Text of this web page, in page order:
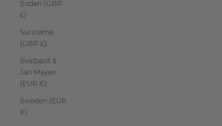
Sudan (GBP
£)
Suriname
(GBP £)
Svalbard &
Jan Mayen
(EUR €)
Sweden (EUR
€)